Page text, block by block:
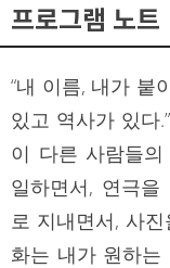
프로그램 노트
“내 이름, 내가 붙
있고 역사가 있다
이 다른 사람들
일하면서, 연극
로 지내면서, 사
화는 내가 원하는